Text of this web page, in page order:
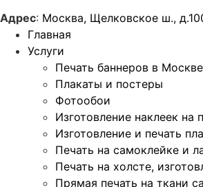
Адрес: Москва, Щелковское ш.,
Главная
Услуги
Печать баннеров в Москве
Плакаты и постеры
Фотообои
Изготовление наклеек
Изготовление и печать
Печать на самоклейке и
Печать на холсте,
Прямая печать на ткани